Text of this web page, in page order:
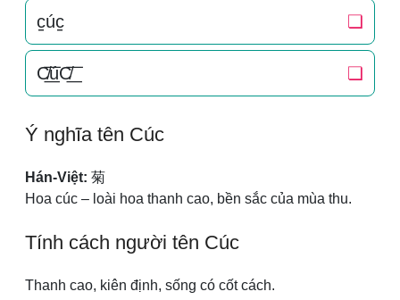
c̠úc̠ ❏
C̸͟͞úC̸͟͞ ❏
Ý nghĩa tên Cúc
Hán-Việt: 菊
Hoa cúc – loài hoa thanh cao, bền sắc của mùa thu.
Tính cách người tên Cúc
Thanh cao, kiên định, sống có cốt cách.